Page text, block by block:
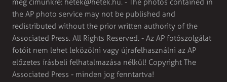
meg címünkre: hetek@hetek.hu. - The photos contained in
the AP photo service may not be published and
redistributed without the prior written authority of the
Associated Press. All Rights Reserved. - Az AP fotószolgálat
fotóit nem lehet leközölni vagy újrafelhasználni az AP
előzetes írásbeli felhatalmazása nélkül! Copyright The
Associated Press - minden jog fenntartva!